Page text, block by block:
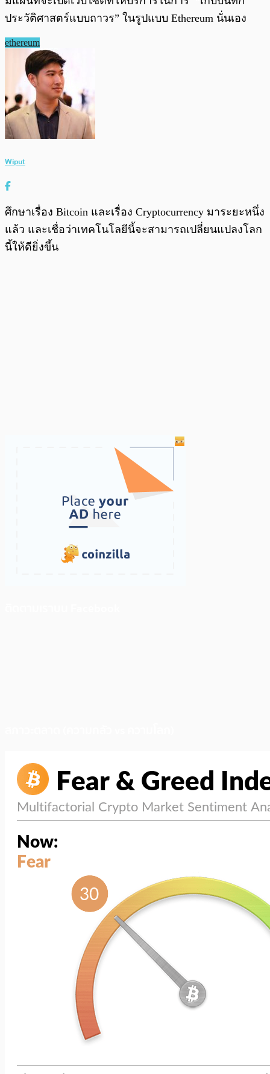
ประวัติศาสตร์แบบถาวร” ในรูปแบบ Ethereum นั่นเอง
ethereum
Wiput
ศึกษาเรื่อง Bitcoin และเรื่อง Cryptocurrency มาระยะหนึ่ง
แล้ว และเชื่อว่าเทคโนโลยีนี้จะสามารถเปลี่ยนแปลงโลก
นี้ให้ดียิ่งขึ้น